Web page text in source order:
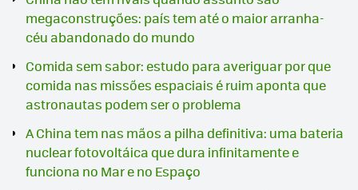
megaconstruções: país tem até o maior arranha-
céu abandonado do mundo
Comida sem sabor: estudo para averiguar por que
comida nas missões espaciais é ruim aponta que
astronautas podem ser o problema
A China tem nas mãos a pilha definitiva: uma bateria
nuclear fotovoltáica que dura infinitamente e
funciona no Mar e no Espaço